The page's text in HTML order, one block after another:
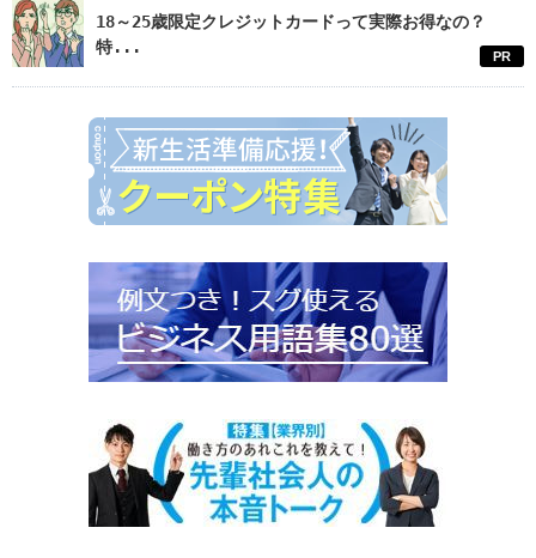
18～25歳限定クレジットカードって実際お得なの？
特...
PR